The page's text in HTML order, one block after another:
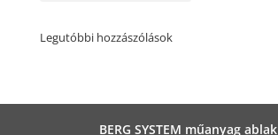
Legutóbbi hozzászólások
BERG SYSTEM műanyag ablak